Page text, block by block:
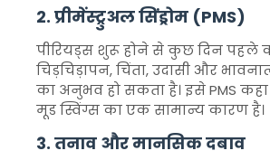
2. प्रीमेंस्ट्रुअल सिंड्रोम (PMS)
पीरियड्स शुरू होने से कुछ दिन पहले
चिड़चिड़ापन, चिंता, उदासी और
का अनुभव हो सकता है। इसे PMS
मूड स्विंग्स का एक सामान्य कारण है।
3. तनाव और मानसिक दबाव